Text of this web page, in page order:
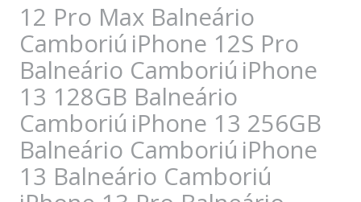
12 Pro Max Balneário
Camboriú iPhone 12S Pro
Balneário Camboriú iPhone
13 128GB Balneário
Camboriú iPhone 13 256GB
Balneário Camboriú iPhone
13 Balneário Camboriú